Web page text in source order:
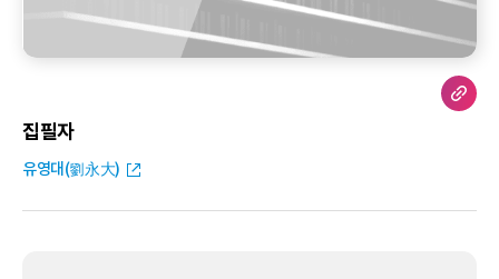
집필자
유영대(劉永大)